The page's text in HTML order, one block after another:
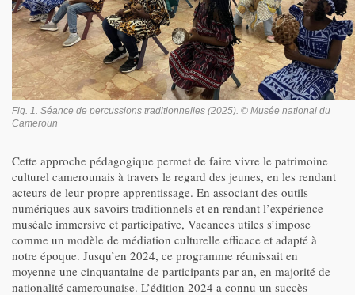
Fig. 1. Séance de percussions traditionnelles (2025). © Musée national du
Cameroun
Cette approche pédagogique permet de faire vivre le patrimoine
culturel camerounais à travers le regard des jeunes, en les rendant
acteurs de leur propre apprentissage. En associant des outils
numériques aux savoirs traditionnels et en rendant l’expérience
muséale immersive et participative, Vacances utiles s’impose
comme un modèle de médiation culturelle efficace et adapté à
notre époque. Jusqu’en 2024, ce programme réunissait en
moyenne une cinquantaine de participants par an, en majorité de
nationalité camerounaise. L’édition 2024 a connu un succès